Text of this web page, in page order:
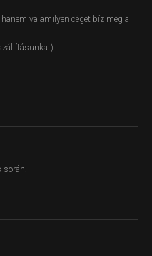
valamilyen céget bíz meg a